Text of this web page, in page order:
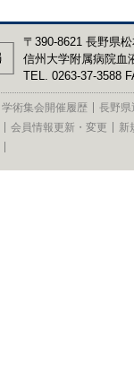
〒390-8621 長野県
信州大学附属病院血
TEL. 0263-37-3588
学術集会開催履歴
長野県
会員情報更新・変更
新